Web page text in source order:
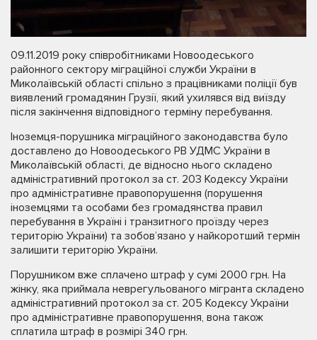
09.11.2019 року співробітниками Новоодеського
районного сектору міграційної служби України в
Миколаївській області спільно з працівниками поліції був
виявлений громадянин Грузії, який ухилявся від виїзду
після закінчення відповідного терміну перебування.
Іноземця-порушника міграційного законодавства було
доставлено до Новоодеського РВ УДМС України в
Миколаївській області, де відносно нього складено
адміністративний протокол за ст. 203 Кодексу України
про адміністративне правопорушення (порушення
іноземцями та особами без громадянства правил
перебування в Україні і транзитного проїзду через
територію України) та зобов’язано у найкоротший термін
залишити територію України.
Порушником вже сплачено штраф у сумі 2000 грн. На
жінку, яка приймала неврегульованого мігранта складено
адміністративний протокол за ст. 205 Кодексу України
про адміністративне правопорушення, вона також
сплатила штраф в розмірі 340 грн.